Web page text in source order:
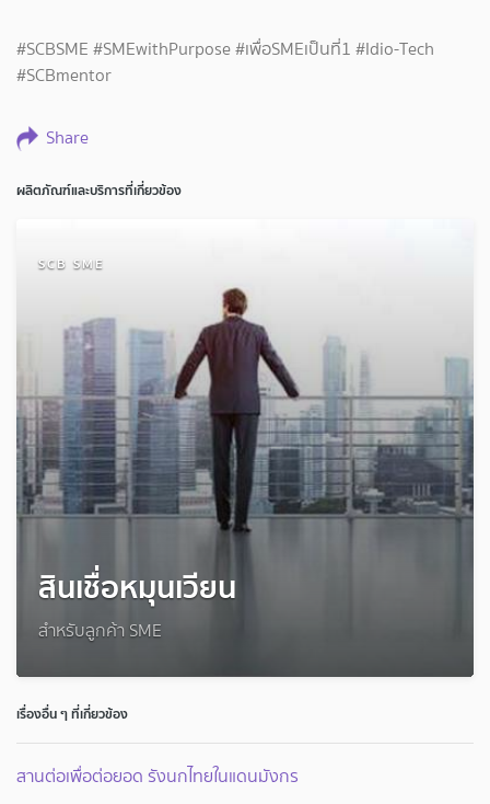
#SCBSME #SMEwithPurpose #เพื่อSMEเป็นที่1 #Idio-Tech
#SCBmentor
Share
ผลิตภัณฑ์และบริการที่เกี่ยวข้อง
SCB SME
สินเชื่อหมุนเวียน
สำหรับลูกค้า SME
เรื่องอื่น ๆ ที่เกี่ยวข้อง
สานต่อเพื่อต่อยอด รังนกไทยในแดนมังกร